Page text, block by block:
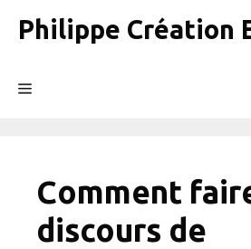
Philippe Création
Menu
Comment
discours de